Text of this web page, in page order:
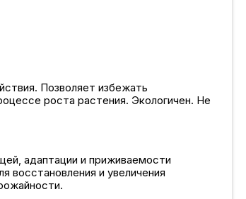
Позволяет избежать
роста растения. Экологичен. Не
адаптации и приживаемости
восстановления и увеличения